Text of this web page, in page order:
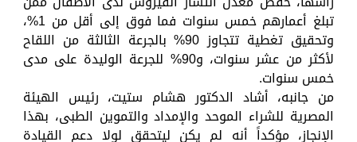
تبلغ أعمارهم خمس سنوات فما فوق إلى أقل من 1%،
وتحقيق تغطية تتجاوز 90% بالجرعة الثالثة من اللقاح
لأكثر من عشر سنوات، و90% للجرعة الوليدة على مدى
خمس سنوات.
من جانبه، أشاد الدكتور هشام ستيت، رئيس الهيئة
المصرية للشراء الموحد والإمداد والتموين الطبى، بهذا
الإنجاز، مؤكداً أنه لم يكن ليتحقق لولا دعم القيادة